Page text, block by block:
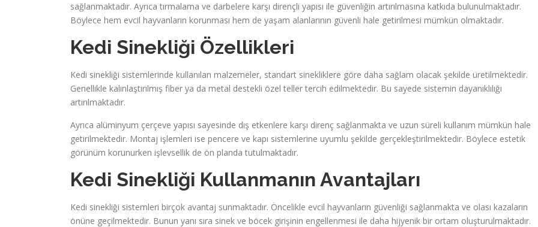
sağlanmaktadır. Ayrıca tırmalama ve darbelere karşı dirençli yapısı ile güvenliğin artırılmasına katkıda bulunulmaktadır.
Böylece hem evcil hayvanların korunması hem de yaşam alanlarının güvenli hale getirilmesi mümkün olmaktadır.
Kedi Sinekliği Özellikleri
Kedi sinekliği sistemlerinde kullanılan malzemeler, standart sinekliklere göre daha sağlam olacak şekilde üretilmektedir.
Genellikle kalınlaştırılmış fiber ya da metal destekli özel teller tercih edilmektedir. Bu sayede sistemin dayanıklılığı
artırılmaktadır.
Ayrıca alüminyum çerçeve yapısı sayesinde dış etkenlere karşı direnç sağlanmakta ve uzun süreli kullanım mümkün hale
getirilmektedir. Montaj işlemleri ise pencere ve kapı sistemlerine uyumlu şekilde gerçekleştirilmektedir. Böylece estetik
görünüm korunurken işlevsellik de ön planda tutulmaktadır.
Kedi Sinekliği Kullanmanın Avantajları
Kedi sinekliği sistemleri birçok avantaj sunmaktadır. Öncelikle evcil hayvanların güvenliği sağlanmakta ve olası kazaların
önüne geçilmektedir. Bunun yanı sıra sinek ve böcek girişinin engellenmesi ile daha hijyenik bir ortam oluşturulmaktadır.